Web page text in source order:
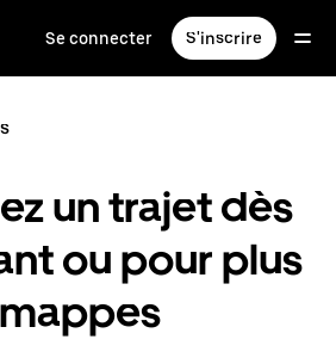
Se connecter S'inscrire
un trajet dès
ou pour plus